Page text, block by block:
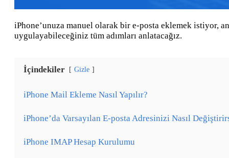
iPhone’unuza manuel olarak bir e-posta eklemek istiyor,
uygulayabileceğiniz tüm adımları anlatacağız.
İçindekiler Gizle
iPhone Mail Ekleme Nasıl Yapılır?
iPhone’da Varsayılan E-posta Adresinizi Nasıl
iPhone IMAP Hesap Kurulumu